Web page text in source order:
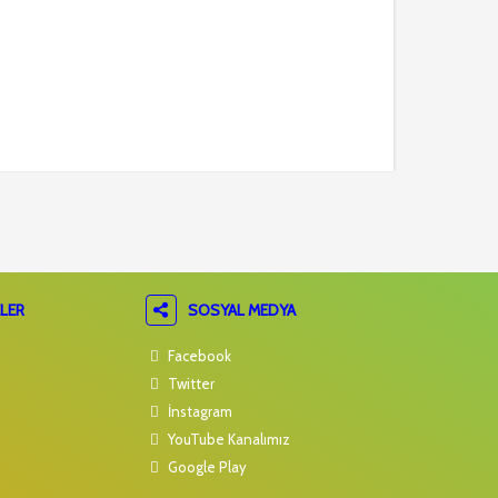
SOSYAL MEDYA
Facebook
Twitter
İnstagram
YouTube Kanalımız
Google Play